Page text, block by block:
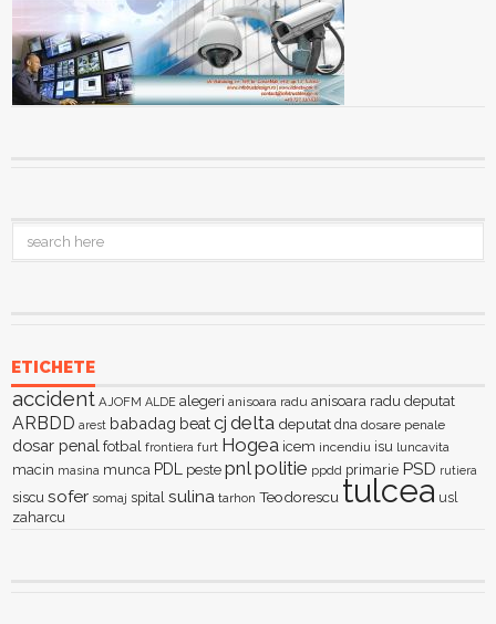
ETICHETE
accident AJOFM ALDE alegeri anisoara radu anisoara radu deputat
ARBDD arest babadag beatcj delta deputat dna dosare penale
dosar penal fotbal frontiera furt Hogea icem incendiu isu luncavita
macin masina munca PDL peste pnlpolitie ppdd primarie PSD rutiera
siscu sofer somaj spital sulina tarhon Teodorescu tulcea usl
zaharcu